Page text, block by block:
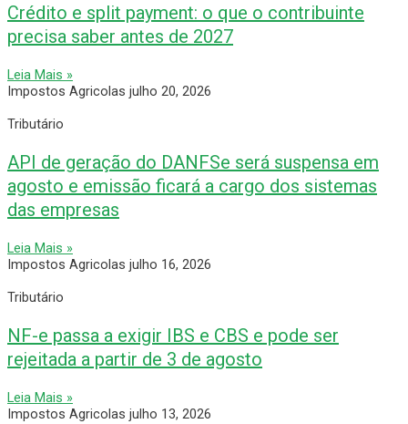
Crédito e split payment: o que o contribuinte
precisa saber antes de 2027
Leia Mais »
Impostos Agricolas julho 20, 2026
Tributário
API de geração do DANFSe será suspensa em
agosto e emissão ficará a cargo dos sistemas
das empresas
Leia Mais »
Impostos Agricolas julho 16, 2026
Tributário
NF-e passa a exigir IBS e CBS e pode ser
rejeitada a partir de 3 de agosto
Leia Mais »
Impostos Agricolas julho 13, 2026